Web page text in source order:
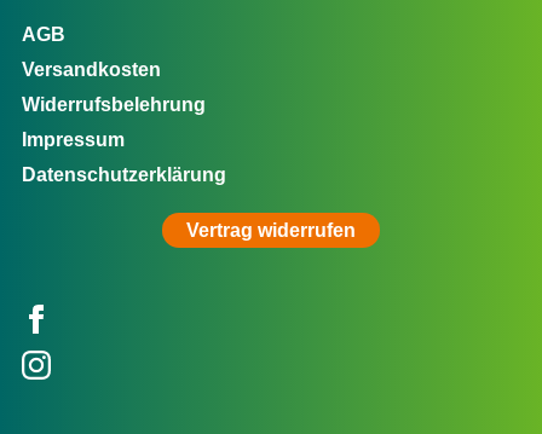
AGB
Versandkosten
Widerrufsbelehrung
Impressum
Datenschutzerklärung
Vertrag widerrufen